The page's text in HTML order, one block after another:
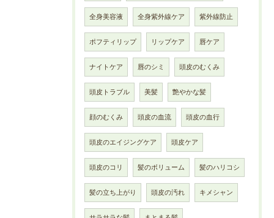
全身美容液 全身紫外線ケア 紫外線防止
ポフティリップ リップケア 唇ケア
ナイトケア 唇のシミ 頭皮のむくみ
頭皮トラブル 美髪 艶やかな髪
顔のむくみ 頭皮の血流 頭皮の血行
頭皮のエイジングケア 頭皮ケア
頭皮のコリ 髪のボリューム 髪のハリコシ
髪の立ち上がり 頭皮の汚れ キメシャン